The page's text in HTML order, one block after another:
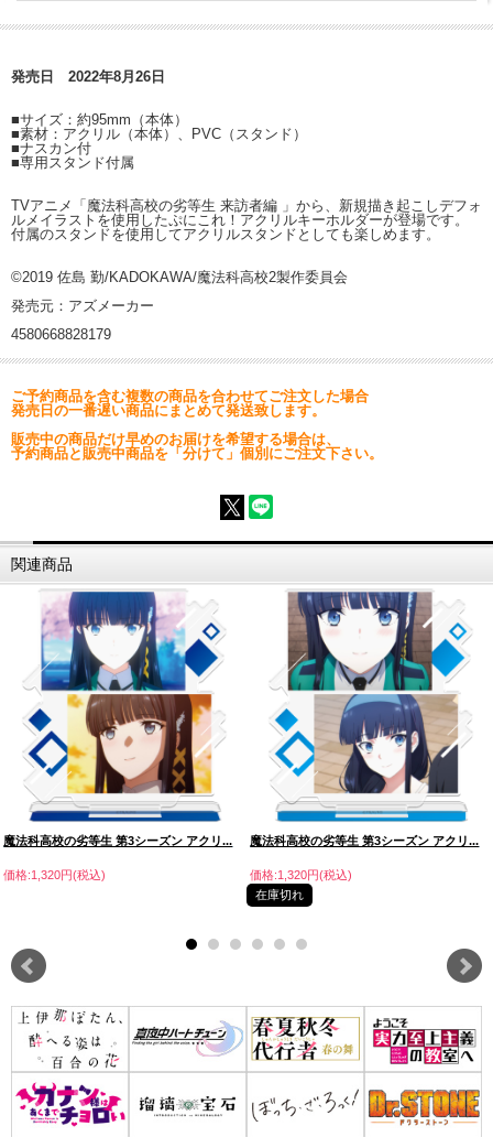
発売日 2022年8月26日
■サイズ：約95mm（本体）
■素材：アクリル（本体）、PVC（スタンド）
■ナスカン付
■専用スタンド付属
TVアニメ「魔法科高校の劣等生 来訪者編 」から、新規描き起こしデフォ
ルメイラストを使用したぷにこれ！アクリルキーホルダーが登場です。
付属のスタンドを使用してアクリルスタンドとしても楽しめます。
©2019 佐島 勤/KADOKAWA/魔法科高校2製作委員会
発売元：アズメーカー
4580668828179
ご予約商品を含む複数の商品を合わせてご注文した場合
発売日の一番遅い商品にまとめて発送致します。
販売中の商品だけ早めのお届けを希望する場合は、
予約商品と販売中商品を「分けて」個別にご注文下さい。
関連商品
魔法科高校の劣等生 第3シーズン アクリ...
価格:1,320円(税込)
魔法科高校の劣等生 第3シーズン アクリ...
価格:1,320円(税込)
在庫切れ